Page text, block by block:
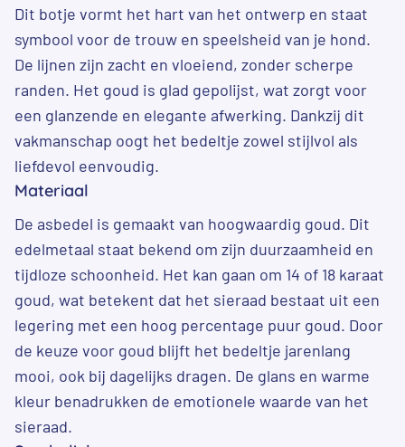
Dit botje vormt het hart van het ontwerp en staat
symbool voor de trouw en speelsheid van je hond.
De lijnen zijn zacht en vloeiend, zonder scherpe
randen. Het goud is glad gepolijst, wat zorgt voor
een glanzende en elegante afwerking. Dankzij dit
vakmanschap oogt het bedeltje zowel stijlvol als
liefdevol eenvoudig.
Materiaal
De asbedel is gemaakt van hoogwaardig goud. Dit
edelmetaal staat bekend om zijn duurzaamheid en
tijdloze schoonheid. Het kan gaan om 14 of 18 karaat
goud, wat betekent dat het sieraad bestaat uit een
legering met een hoog percentage puur goud. Door
de keuze voor goud blijft het bedeltje jarenlang
mooi, ook bij dagelijks dragen. De glans en warme
kleur benadrukken de emotionele waarde van het
sieraad.